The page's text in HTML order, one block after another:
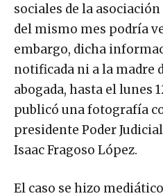
sociales de la
del mismo mes podría
embargo, dicha
notificada ni a la madre
abogada, hasta el lunes
publicó una fotografía
presidente Poder
Isaac Fragoso López.
El caso se hizo